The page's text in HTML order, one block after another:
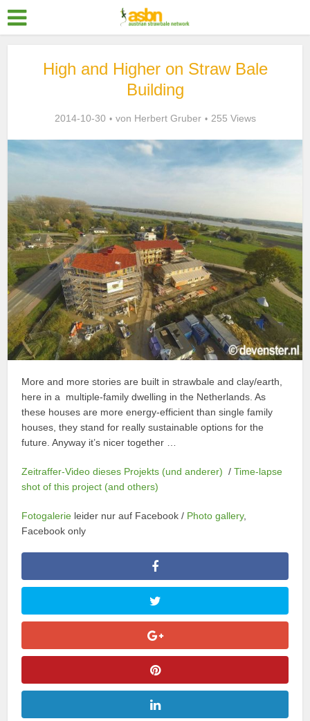
High and Higher on Straw Bale
Building
2014-10-30 von Herbert Gruber 255 Views
More and more stories are built in strawbale and clay/earth,
here in a multiple-family dwelling in the Netherlands. As
these houses are more energy-efficient than single family
houses, they stand for really sustainable options for the
future. Anyway it’s nicer together …
Zeitraffer-Video dieses Projekts (und anderer) /Time-lapse
shot of this project (and others)
Fotogalerie leider nur auf Facebook / Photo gallery,
Facebook only